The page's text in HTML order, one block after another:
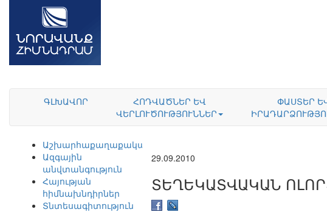
ԳԼԽԱՎՈՐ
ՀՈԴՎԱԾՆԵՐ ԵՎ
ՎԵՐԼՈՒԾՈՒԹՅՈՒՆՆԵՐ
ՓԱՍՏԵՐ
Աշխարհաքաղաքականություն
Ազգային
անվտանգություն
Հայության
հիմնախնդիրներ
Տնտեսագիտություն
29.09.2010
ՏԵՂԵԿԱՏՎԱԿԱՆ